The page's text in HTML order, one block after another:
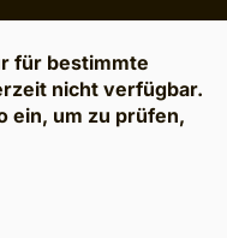
für bestimmte
nicht verfügbar.
ein, um zu prüfen,